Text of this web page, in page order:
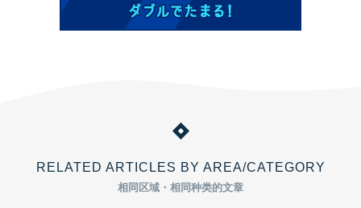
RELATED ARTICLES BY AREA/CATEGORY
相同区域・相同种类的文章